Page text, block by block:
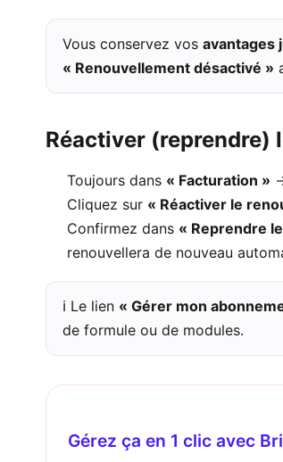
Vous conservez vos avantages
« Renouvellement désactivé »
Réactiver (reprendre)
Toujours dans « Facturation »
Cliquez sur « Réactiver le
Confirmez dans « Reprendre
renouvellera de nouveau
ℹ️ Le lien « Gérer mon
de formule ou de modules.
Gérez ça en 1 clic avec